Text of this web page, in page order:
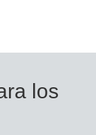
los